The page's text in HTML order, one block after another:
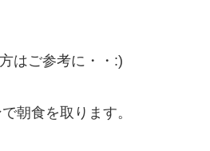
はご参考に・・:)
朝食を取ります。